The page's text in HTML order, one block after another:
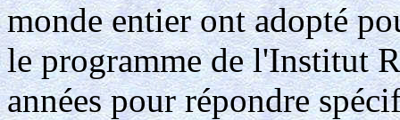
monde entier ont adopté
le programme de l'Institut
années pour répondre